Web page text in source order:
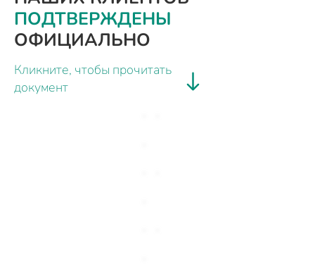
ПОДТВЕРЖДЕНЫ
ОФИЦИАЛЬНО
Кликните, чтобы прочитать
документ